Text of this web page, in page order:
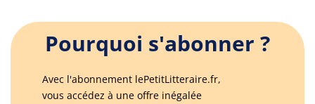
Pourquoi s'abonner ?
Avec l'abonnement lePetitLitteraire.fr,
vous accédez à une offre inégalée